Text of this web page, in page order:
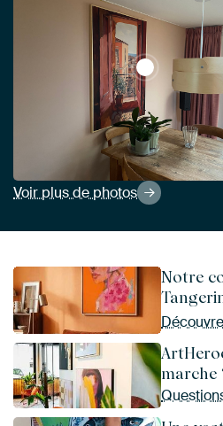
Voir plus de photos
View
Notre
marche